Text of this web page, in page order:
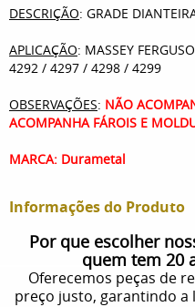
DESCRIÇÃO: GRADE
APLICAÇÃO: MASSEY
4292 / 4297 / 4298 / 4299
OBSERVAÇÕES: NÃO
ACOMPANHA FÁROIS E
MARCA: Durametal
Informações do Produto
Por que escolher
quem tem 20
Oferecemos peças de
preço justo, garantindo a